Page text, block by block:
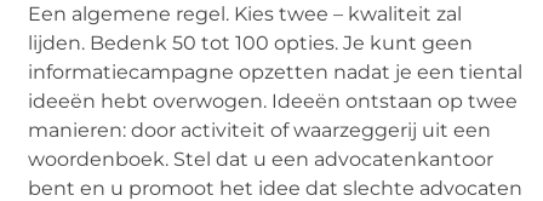
Een algemene regel. Kies twee – kwaliteit zal
lijden. Bedenk 50 tot 100 opties. Je kunt geen
informatiecampagne opzetten nadat je een tiental
ideeën hebt overwogen. Ideeën ontstaan ​​op twee
manieren: door activiteit of waarzeggerij uit een
woordenboek. Stel dat u een advocatenkantoor
bent en u promoot het idee dat slechte advocaten